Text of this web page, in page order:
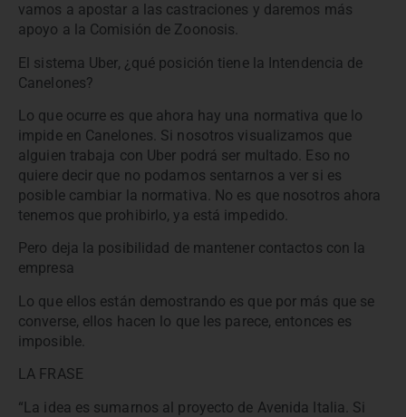
vamos a apostar a las castraciones y daremos más
apoyo a la Comisión de Zoonosis.
El sistema Uber, ¿qué posición tiene la Intendencia de
Canelones?
Lo que ocurre es que ahora hay una normativa que lo
impide en Canelones. Si nosotros visualizamos que
alguien trabaja con Uber podrá ser multado. Eso no
quiere decir que no podamos sentarnos a ver si es
posible cambiar la normativa. No es que nosotros ahora
tenemos que prohibirlo, ya está impedido.
Pero deja la posibilidad de mantener contactos con la
empresa
Lo que ellos están demostrando es que por más que se
converse, ellos hacen lo que les parece, entonces es
imposible.
LA FRASE
“La idea es sumarnos al proyecto de Avenida Italia. Si